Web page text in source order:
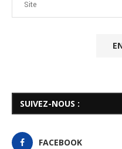
SUIVEZ-NOUS :
FACEBOOK